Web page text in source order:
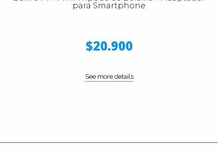
para Smartphone
$20.900
See more details